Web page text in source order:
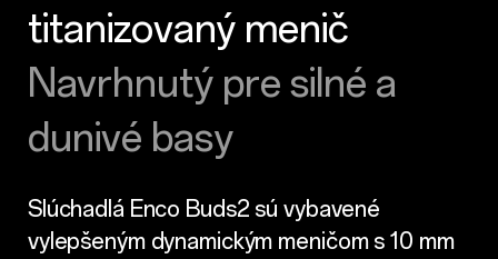
titanizovaný menič
Navrhnutý pre silné a
dunivé basy
Slúchadlá Enco Buds2 sú vybavené
vylepšeným dynamickým meničom s 10 mm